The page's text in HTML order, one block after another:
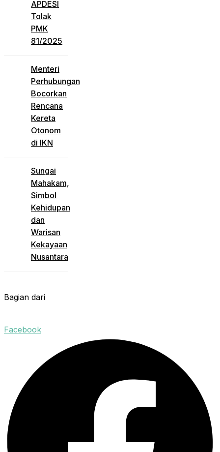
APDESI
Tolak
PMK
81/2025
Menteri
Perhubungan
Bocorkan
Rencana
Kereta
Otonom
di IKN
Sungai
Mahakam,
Simbol
Kehidupan
dan
Warisan
Kekayaan
Nusantara
Bagian dari
Facebook